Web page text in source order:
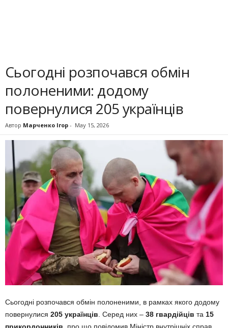
Сьогодні розпочався обмін
полоненими: додому
повернулися 205 українців
Автор Марченко Ігор - May 15, 2026
Сьогодні розпочався обмін полоненими, в рамках якого додому
повернулися 205 українців. Серед них – 38 гвардійців та 15